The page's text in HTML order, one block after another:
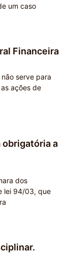
um caso
Financeira
serve para
ações de
obrigatória a
dos
lei 94/03, que